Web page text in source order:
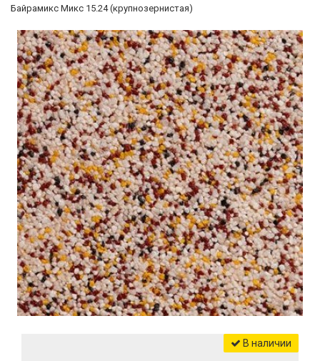
Байрамикс Микс 15.24 (крупнозернистая)
В наличии